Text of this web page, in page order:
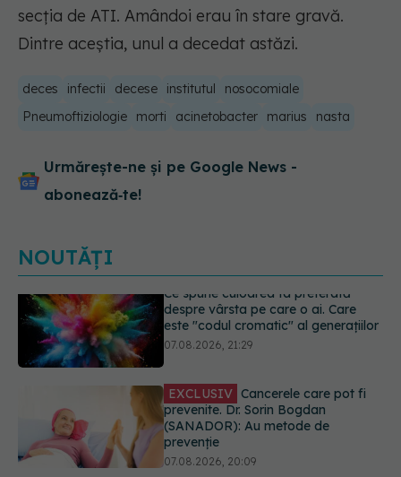
secția de ATI. Amândoi erau în stare gravă.
Dintre aceștia, unul a decedat astăzi.
deces infectii decese institutul
nosocomiale
Pneumoftiziologie
morti acinetobacter marius nasta
Urmărește-ne și pe Google News -
abonează‑te!
NOUTĂȚI
EXCLUSIV Cancerele care pot fi
prevenite. Dr. Sorin Bogdan
(SANADOR): Au metode de
07.08.2026, 20:09
Testul din deget care ar putea
indica riscul pentru 8 boli majore
07.08.2026, 18:34